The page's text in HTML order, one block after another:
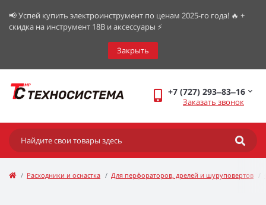
📢 Успей купить электроинструмент по ценам 2025-го года! 🔥 +
скидка на инструмент 18В и аксессуары ⚡️
Закрыть
+7 (727) 293‒83‒16
Заказать звонок
Расходники и оснастка Для перфораторов, дрелей и шуруповертов